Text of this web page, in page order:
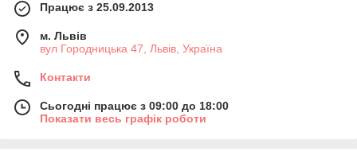
Працює з 25.09.2013
м. Львів
вул Городницька 47, Львів, Україна
Контакти
Сьогодні працює з 09:00 до 18:00
Показати весь графік роботи